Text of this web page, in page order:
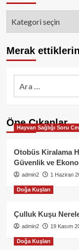
Merak
Öne Çıkanlar
Hayvan Sağlığı Soru
Otobüs Kiralama
Güvenlik ve
admin2 1 Haziran
Doğa Kuşları
Çulluk Kuşu
admin2 19 Kasım
Doğa Kuşları